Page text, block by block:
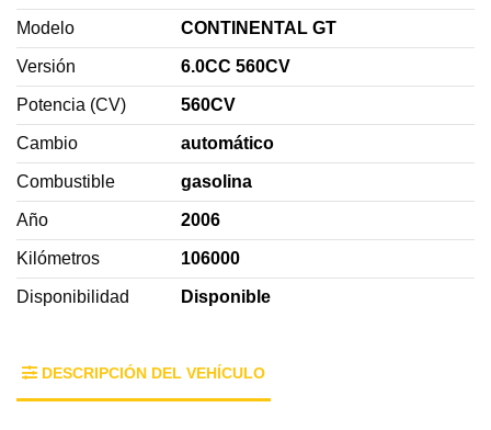
Modelo CONTINENTAL GT
Versión 6.0CC 560CV
Potencia (CV) 560CV
Cambio automático
Combustible gasolina
Año 2006
Kilómetros 106000
Disponibilidad Disponible
DESCRIPCIÓN DEL VEHÍCULO